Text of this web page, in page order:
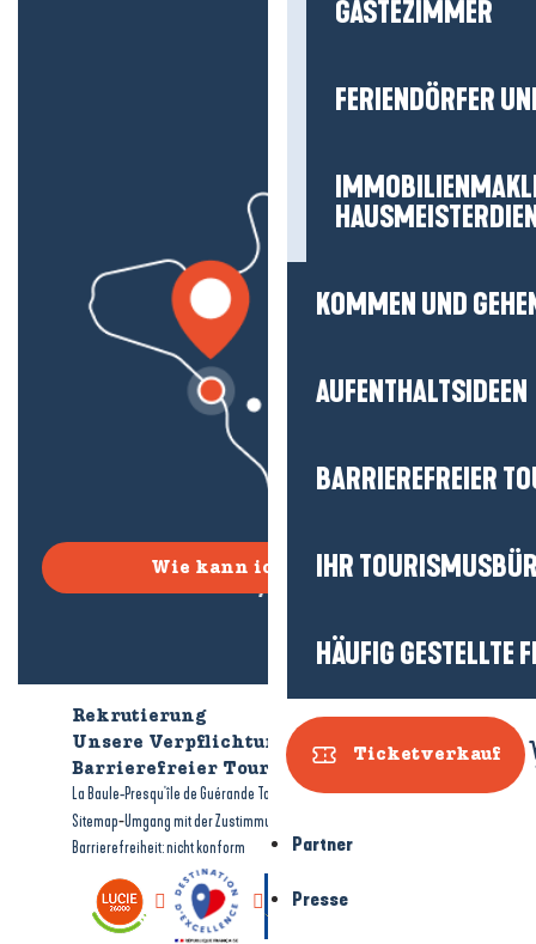
GÄSTEZIMMER
FERIENDÖRFER
KOMMEN UND
AUFENTHALTSIDEEN
BARRIEREFREIER
IHR
HÄUFIG GESTELLTE
Ticketverkauf
Partner
Presse
Wie kann ich kommen?
Rekrutierung
Wer sind wir?
Unsere Verpflichtungen
Barrierefreier Tourismus
La Baule-Presqu'île de Guérande Tourismus-Rechtliche Hinweise-
Sitemap-Umgang mit der Zustimmung
Barrierefreiheit: nicht konform